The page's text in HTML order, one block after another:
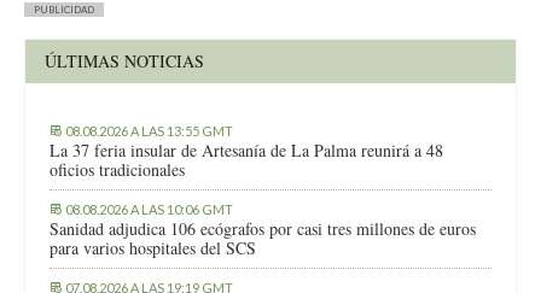
PUBLICIDAD
ÚLTIMAS NOTICIAS
08.08.2026 A LAS 13:55 GMT
La 37 feria insular de Artesanía de La Palma reunirá a 48
oficios tradicionales
08.08.2026 A LAS 10:06 GMT
Sanidad adjudica 106 ecógrafos por casi tres millones de euros
para varios hospitales del SCS
07.08.2026 A LAS 19:19 GMT